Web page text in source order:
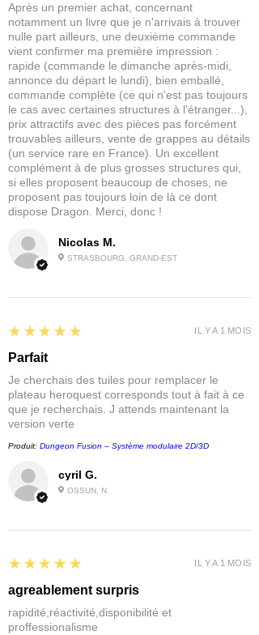
Nicolas M.
STRASBOURG, GRAND-EST
Après un premier achat, concernant
notamment un livre que je n'arrivais à trouver
nulle part ailleurs, une deuxième commande
vient confirmer ma première impression :
rapide (commande le dimanche après-midi,
annonce du départ le lundi), bien emballé,
commande complète (ce qui n'est pas toujours
le cas avec certaines structures à l'étranger...),
prix attractifs avec des pièces pas forcément
trouvables ailleurs, vente de grappes au détails
(un service rare en France). Un excellent
complément à de plus grosses structures qui,
si elles proposent beaucoup de choses, ne
proposent pas toujours loin de là ce dont
dispose Dragon. Merci, donc !
cyril G.
OSSUN, N
5
★★★★★
Parfait
Je cherchais des tuiles pour remplacer le
plateau heroquest corresponds tout à fait à ce
que je recherchais. J attends maintenant la
version verte
Produit: Dungeon Fusion – Système modulaire 2D/3D
IL Y A 1 MOIS
5
★★★★★
agreablement surpris
rapidité,réactivité,disponibilité et
proffessionalisme
IL Y A 1 MOIS